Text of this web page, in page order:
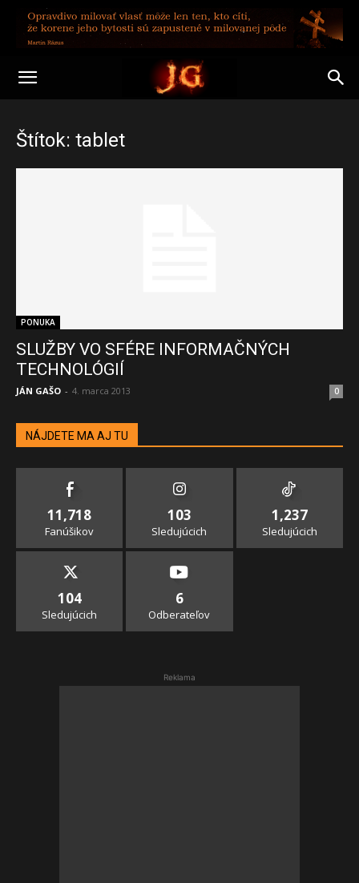
Štítok: tablet
PONUKA
SLUŽBY VO SFÉRE INFORMAČNÝCH
TECHNOLÓGIÍ
JÁN GAŠO - 4. marca 2013 0
NÁJDETE MA AJ TU
11,718
Fanúšikov
103
Sledujúcich
1,237
Sledujúcich
104
Sledujúcich
6
Odberateľov
Reklama